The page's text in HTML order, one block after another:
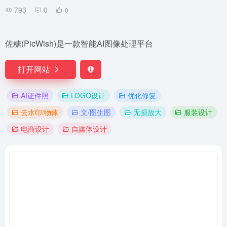
793 0 0
佐糖(PicWish)是一款智能AI图像处理平台
打开网站
AI证件照 LOGO设计
优化修复
去水印/物体
文/图生图 无损放大
服装设计
电商设计
自媒体设计